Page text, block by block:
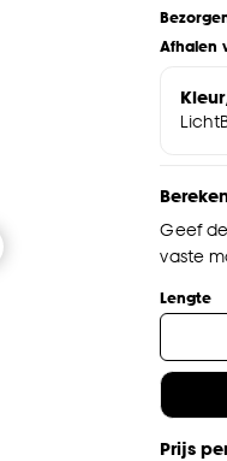
Afhalen
Geef
vaste
Lengte
Prijs